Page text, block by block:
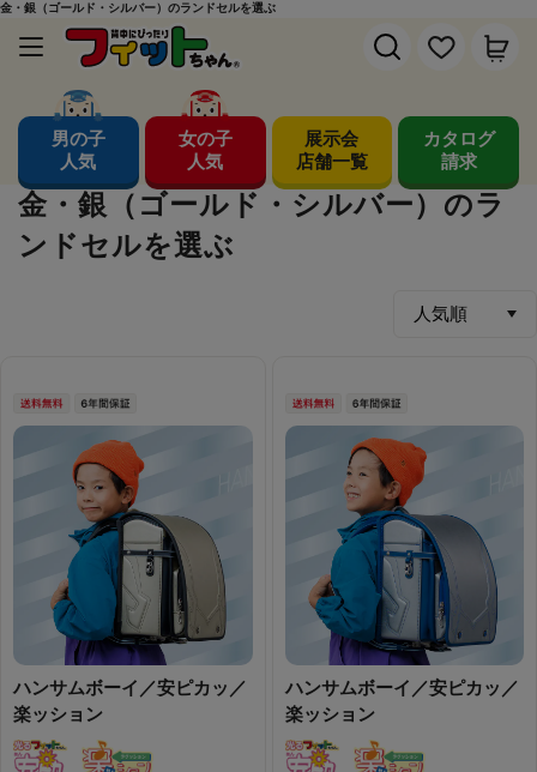
金・銀（ゴールド・シルバー）のランドセルを選ぶ
男の子
人気
女の子
人気
展示会
店舗一覧
カタログ
請求
金・銀（ゴールド・シルバー）のラ
ンドセルを選ぶ
ハンサムボーイ／安ピカッ／
楽ッション
ハンサムボーイ／安ピカッ／
楽ッション